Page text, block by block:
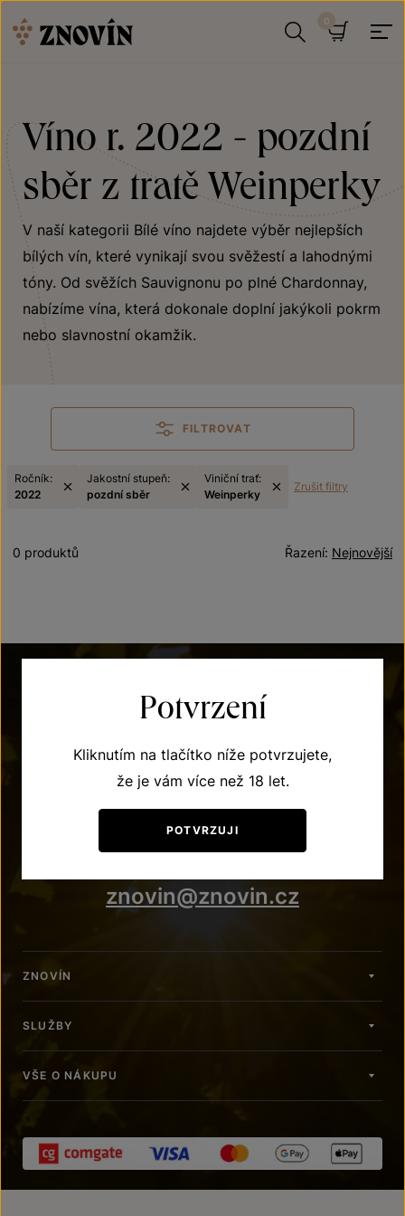
Víno r. 2022 - pozdní
sběr z tratě Weinperky
V naší kategorii Bílé víno najdete výběr nejlepších
bílých vín, které vynikají svou svěžestí a lahodnými
tóny. Od svěžích Sauvignonu po plné Chardonnay,
nabízíme vína, která dokonale doplní jakýkoli pokrm
nebo slavnostní okamžik.
FILTROVAT
Ročník:
2022
Jakostní stupeň:
pozdní sběr
Viniční trať:
Weinperky
Zrušit filtry
Nejnovější
Řazení:
0 produktů
POTŘEBUJETE PORADIT?
+420 515 266 620
znovin@znovin.cz
ZNOVÍN
SLUŽBY
VŠE O NÁKUPU
Potvrzení
Kliknutím na tlačítko níže potvrzujete,
že je vám více než 18 let.
POTVRZUJI